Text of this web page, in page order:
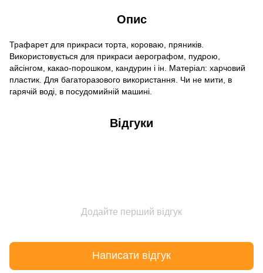
Опис
Трафарет для прикраси торта, короваю, пряників.
Використовується для прикраси аерографом, пудрою,
айсінгом, какао-порошком, кандурин і ін. Матеріал: харчовий
пластик. Для багаторазового використання. Чи не мити, в
гарячій воді, в посудомийній машині.
Відгуки
Додайте перший відгук
Написати відгук